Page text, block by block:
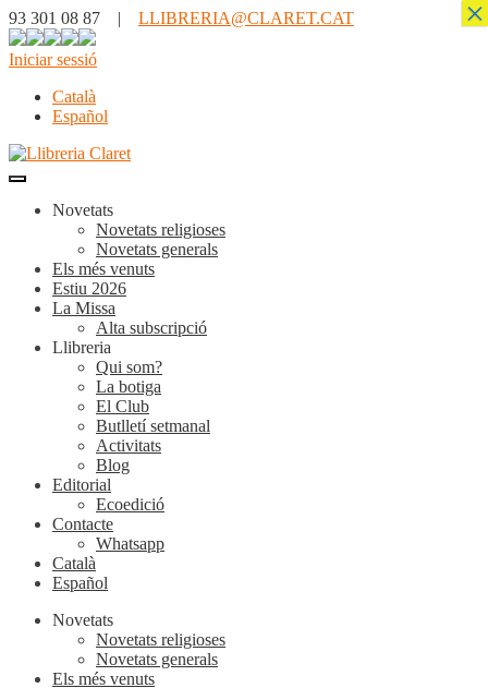
93 301 08 87 | LLIBRERIA@CLARET.CAT
Iniciar sessió
Català
Español
Novetats
Novetats religioses
Novetats generals
Els més venuts
Estiu 2026
La Missa
Alta subscripció
Llibreria
Qui som?
La botiga
El Club
Butlletí setmanal
Activitats
Blog
Editorial
Ecoedició
Contacte
Whatsapp
Català
Español
Novetats
Novetats religioses
Novetats generals
Els més venuts
×